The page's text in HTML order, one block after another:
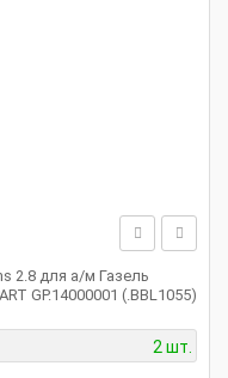
2.8 для а/м Газель
GP.14000001 (.BBL1055)
2 шт.